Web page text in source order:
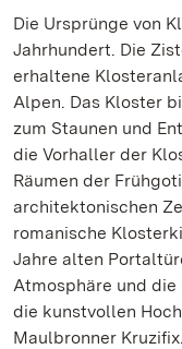
Die Ursprünge von
Jahrhundert. Die
erhaltene
Alpen. Das Kloster
zum Staunen und
die Vorhaller der
Räumen der
architektonischen
romanische
Jahre alten
Atmosphäre und
die kunstvollen
Maulbronner Kruzifix.